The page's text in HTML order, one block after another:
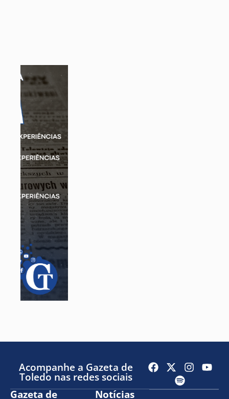
Acompanhe a Gazeta de
Toledo nas redes sociais
Gazeta de
Notícias